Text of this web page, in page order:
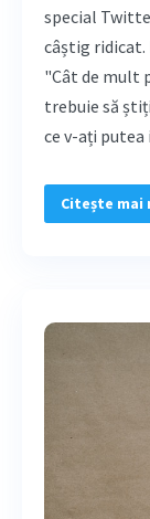
special
câștig ridicat.
"Cât de mult
trebuie să
ce v-ați putea
Citește mai